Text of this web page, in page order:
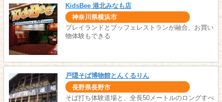
KidsBee 港北みなも店
神奈川県横浜市
プレイランドとブッフェレストランが融合。お買い
物体験もできる
戸隠そば博物館とんくるりん
長野県長野市
そば打ち体験道場と、全長50メートルのロングすべ